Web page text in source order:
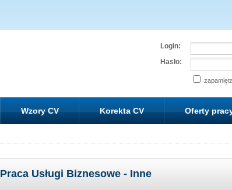
Login:
Hasło:
Wzory CV Korekta CV Oferty
Praca Usługi Biznesowe - Inne